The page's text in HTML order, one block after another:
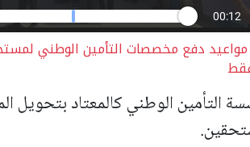
دفع مخصصات التأمين الوطني
التأمين الوطني كالمعتاد بتحويل